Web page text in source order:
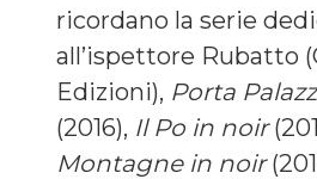
ricordano la serie
all’ispettore Rubatto
Edizioni), Porta
(2016), Il Po in noir
Montagne in noir